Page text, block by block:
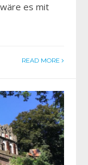
es mit
READ MORE